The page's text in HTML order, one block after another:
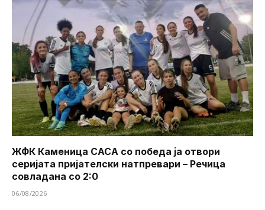
ЖФК Каменица САСА со победа ја отвори
серијата пријателски натпревари – Речица
совладана со 2:0
06/08/2026